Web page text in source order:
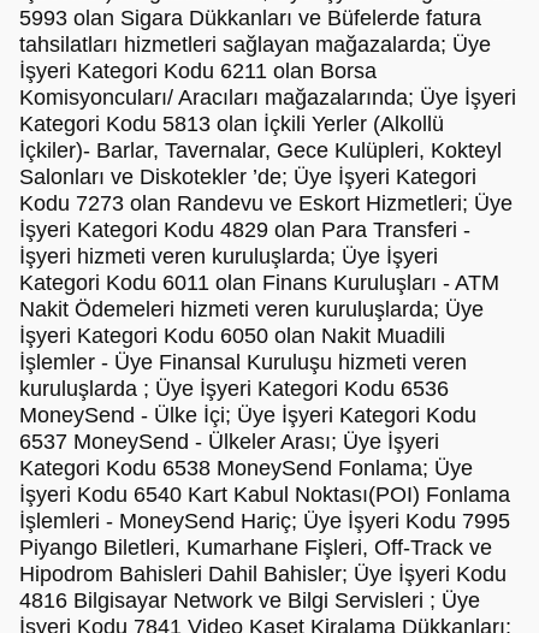
5993 olan Sigara Dükkanları ve Büfelerde fatura
tahsilatları hizmetleri sağlayan mağazalarda; Üye
İşyeri Kategori Kodu 6211 olan Borsa
Komisyoncuları/ Aracıları mağazalarında; Üye İşyeri
Kategori Kodu 5813 olan İçkili Yerler (Alkollü
İçkiler)- Barlar, Tavernalar, Gece Kulüpleri, Kokteyl
Salonları ve Diskotekler ’de; Üye İşyeri Kategori
Kodu 7273 olan Randevu ve Eskort Hizmetleri; Üye
İşyeri Kategori Kodu 4829 olan Para Transferi -
İşyeri hizmeti veren kuruluşlarda; Üye İşyeri
Kategori Kodu 6011 olan Finans Kuruluşları - ATM
Nakit Ödemeleri hizmeti veren kuruluşlarda; Üye
İşyeri Kategori Kodu 6050 olan Nakit Muadili
İşlemler - Üye Finansal Kuruluşu hizmeti veren
kuruluşlarda ; Üye İşyeri Kategori Kodu 6536
MoneySend - Ülke İçi; Üye İşyeri Kategori Kodu
6537 MoneySend - Ülkeler Arası; Üye İşyeri
Kategori Kodu 6538 MoneySend Fonlama; Üye
İşyeri Kodu 6540 Kart Kabul Noktası(POI) Fonlama
İşlemleri - MoneySend Hariç; Üye İşyeri Kodu 7995
Piyango Biletleri, Kumarhane Fişleri, Off-Track ve
Hipodrom Bahisleri Dahil Bahisler; Üye İşyeri Kodu
4816 Bilgisayar Network ve Bilgi Servisleri ; Üye
İşyeri Kodu 7841 Video Kaset Kiralama Dükkanları;